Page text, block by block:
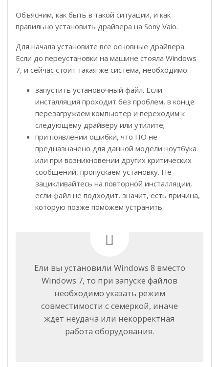
Объясним, как быть в такой ситуации, и как
правильно установить драйвера на Sony Vaio.
Для начала установите все основные драйвера.
Если до переустановки на машине стояла Windows
7, и сейчас стоит такая же система, необходимо:
запустить установочный файл. Если
инсталляция проходит без проблем, в конце
перезагружаем компьютер и переходим к
следующему драйверу или утилите;
при появлении ошибки, что ПО не
предназначено для данной модели ноутбука
или при возникновении других критических
сообщений, пропускаем установку. Не
зацикливайтесь на повторной инсталляции,
если файл не подходит, значит, есть причина,
которую позже поможем устранить.
Ели вы установили Windows 8 вместо
Windows 7, то при запуске файлов
необходимо указать режим
совместимости с семеркой, иначе
ждет неудача или некорректная
работа оборудования.